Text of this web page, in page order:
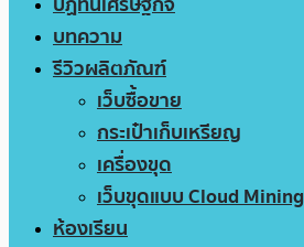
บทความ
รีวิวผลิตภัณฑ์
เว็บซื้อขาย
กระเป๋าเก็บเหรียญ
เครื่องขุด
เว็บขุดแบบ Cloud Mining
ห้องเรียน